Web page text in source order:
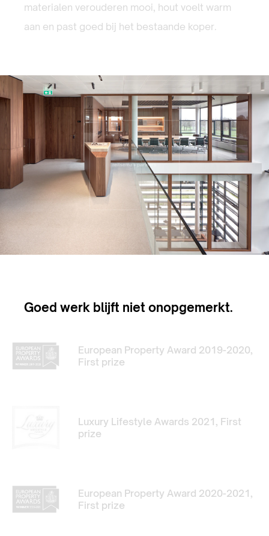
materialen verouderen mooi, hout voelt warm
aan en past goed bij het bestaande koper.
Goed werk blijft niet onopgemerkt.
European Property Award 2019-2020,
First prize
Luxury Lifestyle Awards 2021, First
prize
European Property Award 2020-2021,
First prize